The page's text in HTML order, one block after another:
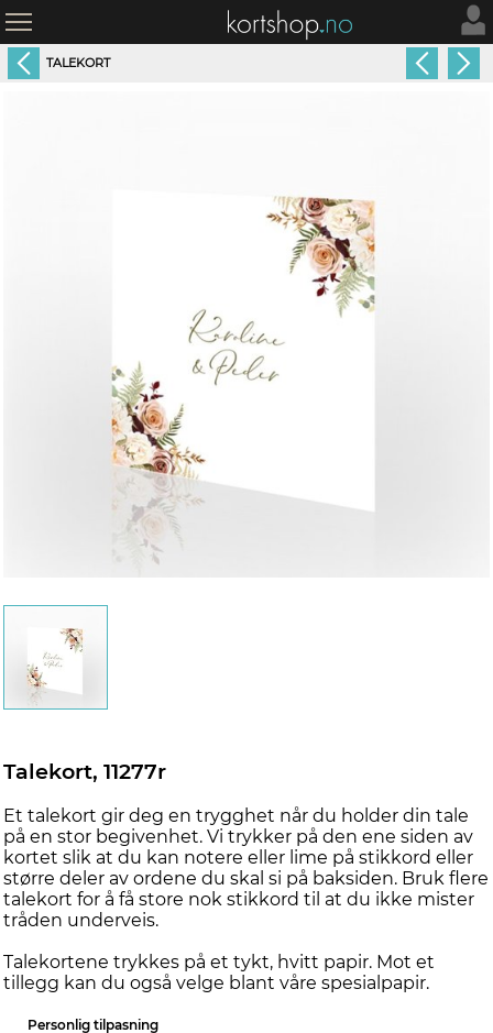
TALEKORT
Talekort, 11277r
Et talekort gir deg en trygghet når du holder din tale
på en stor begivenhet. Vi trykker på den ene siden av
kortet slik at du kan notere eller lime på stikkord eller
større deler av ordene du skal si på baksiden. Bruk flere
talekort for å få store nok stikkord til at du ikke mister
tråden underveis.
Talekortene trykkes på et tykt, hvitt papir. Mot et
tillegg kan du også velge blant våre spesialpapir.
Personlig tilpasning